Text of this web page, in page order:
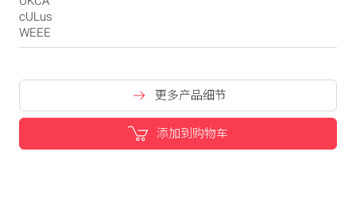
cULus
WEEE
更多产品细节
添加到购物车